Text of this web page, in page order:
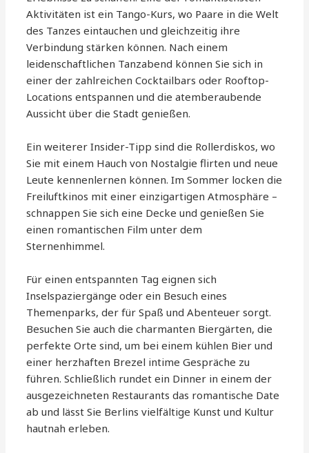
Aktivitäten ist ein Tango-Kurs, wo Paare in die Welt
des Tanzes eintauchen und gleichzeitig ihre
Verbindung stärken können. Nach einem
leidenschaftlichen Tanzabend können Sie sich in
einer der zahlreichen Cocktailbars oder Rooftop-
Locations entspannen und die atemberaubende
Aussicht über die Stadt genießen.
Ein weiterer Insider-Tipp sind die Rollerdiskos, wo
Sie mit einem Hauch von Nostalgie flirten und neue
Leute kennenlernen können. Im Sommer locken die
Freiluftkinos mit einer einzigartigen Atmosphäre –
schnappen Sie sich eine Decke und genießen Sie
einen romantischen Film unter dem
Sternenhimmel.
Für einen entspannten Tag eignen sich
Inselspaziergänge oder ein Besuch eines
Themenparks, der für Spaß und Abenteuer sorgt.
Besuchen Sie auch die charmanten Biergärten, die
perfekte Orte sind, um bei einem kühlen Bier und
einer herzhaften Brezel intime Gespräche zu
führen. Schließlich rundet ein Dinner in einem der
ausgezeichneten Restaurants das romantische Date
ab und lässt Sie Berlins vielfältige Kunst und Kultur
hautnah erleben.